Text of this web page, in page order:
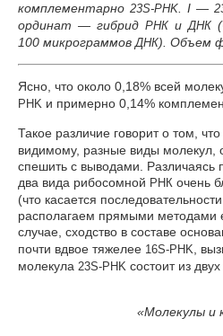
комплементарно 23S-PHK . I —
ординат — гибрид РНК и ДНК
100 микрограммов ДНК). Объем
Ясно, что около 0,18% всей
PHK и примерно 0,14%
Такое различие говорит о том, что
видимому, разные виды молекул,
спешить с выводами. Различаясь
два вида рибосомной РНК очень
(что касается
располагаем прямыми методами
случае, сходство в составе
почти вдвое тяжелее 16S-PHK ,
молекула 23S-PHK состоит из
«Молекулы и